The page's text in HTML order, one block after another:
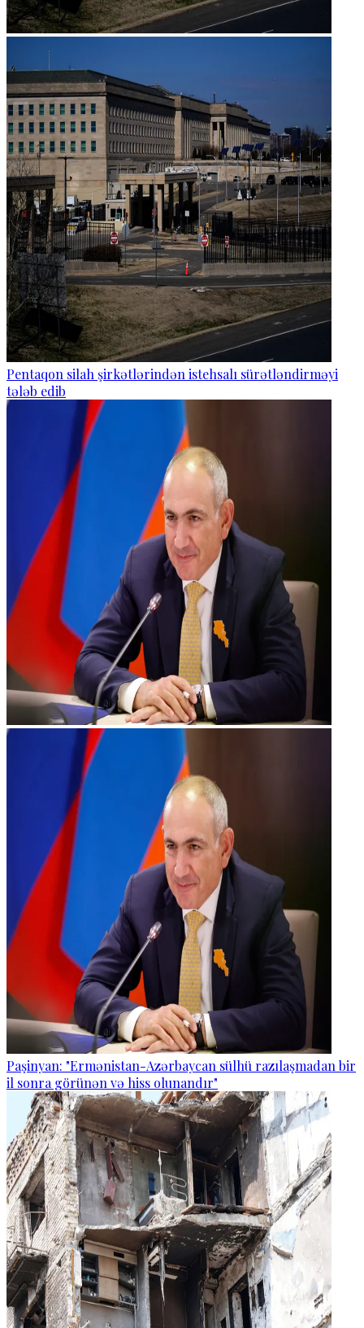
Pentaqon silah şirkətlərindən istehsalı sürətləndirməyi
tələb edib
Paşinyan: "Ermənistan-Azərbaycan sülhü razılaşmadan bir
il sonra görünən və hiss olunandır"